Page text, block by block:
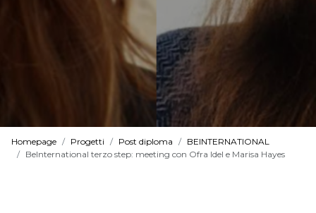
Homepage Progetti Post diploma
BEINTERNATIONAL
BeInternational terzo step: meeting con Ofra Idel e Marisa Hayes